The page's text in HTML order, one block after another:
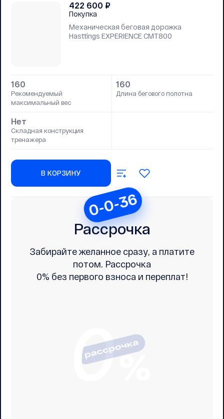
422 600 ₽
Покупка
Механическая беговая дорожка
Hasttings EXPERIENCE CMT800
160
Рекомендуемый
максимальный вес
160
Длина бегового полотна
Нет
Складная конструкция
тренажера
В КОРЗИНУ
0-0-36
Рассрочка
Забирайте желанное сразу, а платите
потом. Рассрочка
0% без первого взноса и переплат!